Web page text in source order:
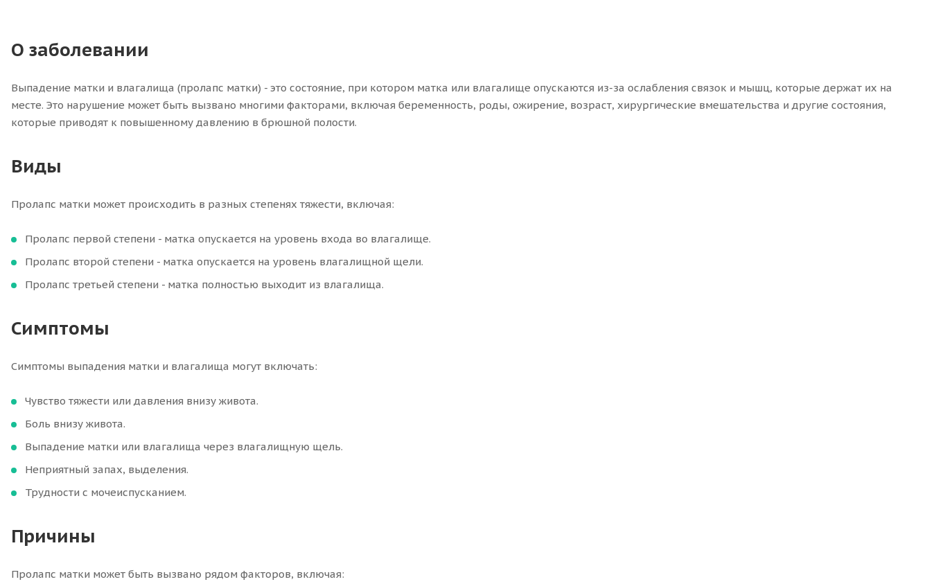
О заболевании
Выпадение матки и влагалища (пролапс матки) - это состояние, при котором матка или влагалище опускаются из-за ослабления связок и мышц, которые держат их на
месте. Это нарушение может быть вызвано многими факторами, включая беременность, роды, ожирение, возраст, хирургические вмешательства и другие состояния,
которые приводят к повышенному давлению в брюшной полости.
Виды
Пролапс матки может происходить в разных степенях тяжести, включая:
Пролапс первой степени - матка опускается на уровень входа во влагалище.
Пролапс второй степени - матка опускается на уровень влагалищной щели.
Пролапс третьей степени - матка полностью выходит из влагалища.
Симптомы
Симптомы выпадения матки и влагалища могут включать:
Чувство тяжести или давления внизу живота.
Боль внизу живота.
Выпадение матки или влагалища через влагалищную щель.
Неприятный запах, выделения.
Трудности с мочеиспусканием.
Причины
Пролапс матки может быть вызвано рядом факторов, включая: